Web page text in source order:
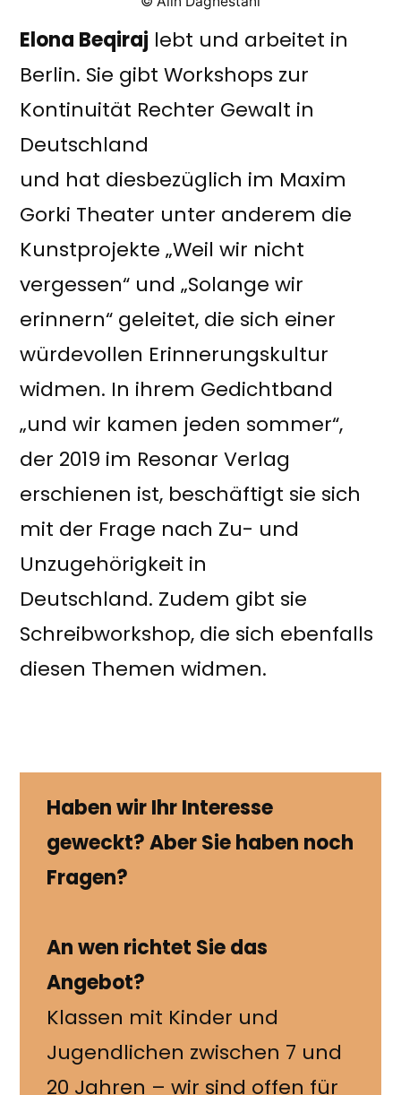
Elona Beqiraj lebt und arbeitet in
Berlin. Sie gibt Workshops zur
Kontinuität Rechter Gewalt in
Deutschland
und hat diesbezüglich im Maxim
Gorki Theater unter anderem die
Kunstprojekte „Weil wir nicht
vergessen“ und „Solange wir
erinnern“ geleitet, die sich einer
würdevollen Erinnerungskultur
widmen. In ihrem Gedichtband
„und wir kamen jeden sommer“,
der 2019 im Resonar Verlag
erschienen ist, beschäftigt sie sich
mit der Frage nach Zu- und
Unzugehörigkeit in
Deutschland. Zudem gibt sie
Schreibworkshop, die sich ebenfalls
diesen Themen widmen.
Haben wir Ihr Interesse
geweckt? Aber Sie haben noch
Fragen?
An wen richtet Sie das
Angebot?
Klassen mit Kinder und
Jugendlichen zwischen 7 und
20 Jahren – wir sind offen für